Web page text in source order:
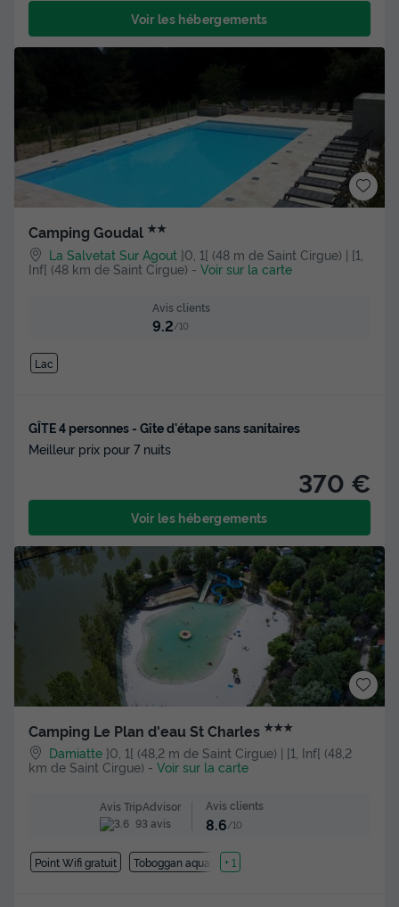
Voir les hébergements
Camping Goudal ★★
La Salvetat Sur Agout ]0, 1[ (48 m de Saint Cirgue) | [1,
Inf[ (48 km de Saint Cirgue) - Voir sur la carte
Avis clients
9.2/10
Lac
GÎTE 4 personnes - Gîte d'étape sans sanitaires
Meilleur prix pour 7 nuits
370 €
Voir les hébergements
Camping Le Plan d'eau St Charles ★★★
Damiatte ]0, 1[ (48,2 m de Saint Cirgue) | [1, Inf[ (48,2
km de Saint Cirgue) - Voir sur la carte
Avis TripAdvisor
93 avis
Avis clients
8.6/10
Point Wifi gratuit Toboggan aquatique
+ 1